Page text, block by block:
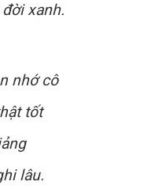
xanh.
nhớ cô
tốt
lâu.